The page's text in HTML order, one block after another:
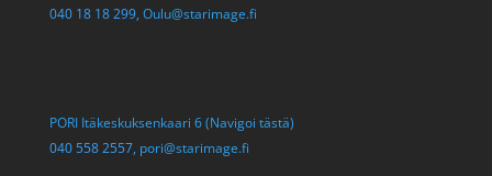
040 18 18 299, Oulu@starimage.fi
PORI Itäkeskuksenkaari 6 (Navigoi tästä)
040 558 2557, pori@starimage.fi